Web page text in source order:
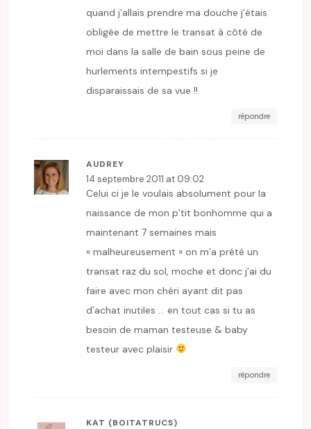
quand j’allais prendre ma douche j’étais
obligée de mettre le transat à côté de
moi dans la salle de bain sous peine de
hurlements intempestifs si je
disparaissais de sa vue !!
répondre
AUDREY
14 septembre 2011 at 09:02
Celui ci je le voulais absolument pour la
naissance de mon p’tit bonhomme qui a
maintenant 7 semaines mais
« malheureusement » on m’a prété un
transat raz du sol, moche et donc j’ai du
faire avec mon chéri ayant dit pas
d’achat inutiles … en tout cas si tu as
besoin de maman testeuse & baby
testeur avec plaisir
répondre
KAT (BOITATRUCS)